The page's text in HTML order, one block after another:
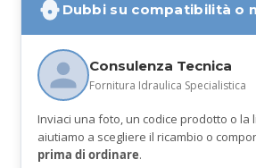
Dubbi su compatibilità o
Consulenza Tecnica
Fornitura Idraulica Specialistica
Inviaci una foto, un codice prodotto o la
aiutiamo a scegliere il ricambio o
prima di ordinare.